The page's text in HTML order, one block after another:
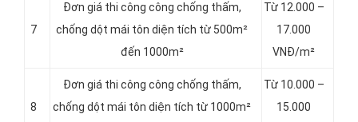
7
Đơn giá thi công công chống thấm,
chống dột mái tôn diện tích từ 500m²
đến 1000m²
Từ 12.000 –
17.000
VNĐ/m²
8
Đơn giá thi công công chống thấm,
chống dột mái tôn diện tích từ 1000m²
Từ 10.000 –
15.000